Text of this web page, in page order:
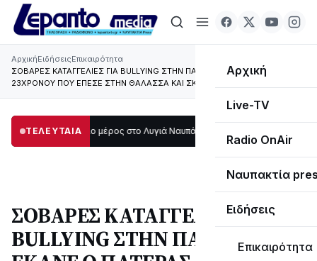
Αρχική
Live-TV
Radio OnAir
Ναυπακτία
Ειδήσεις
Επικαιρότητα
ΑρχικήΕιδήσειςΕπικαιρότητα
ΣΟΒΑΡΕΣ ΚΑΤΑΓΓΕΛΙΕΣ ΓΙΑ BULLYING ΣΤΗΝ ΠΑΤΡΑ ΕΚΑΝΕ Ο ΠΑΤΕΡΑΣ ΤΟΥ
23ΧΡΟΝΟΥ ΠΟΥ ΕΠΕΣΕ ΣΤΗΝ ΘΑΛΑΣΣΑ ΚΑΙ ΣΚΟΤΩΘΗΚΕ
ΤΕΛΕΥΤΑΙΑ
μεγάλο μέρος στο Λυγιά Ναυπάκτου12:08
ΣΟΒΑΡΕΣ ΚΑΤΑΓΓΕΛΙΕΣ ΓΙΑ
BULLYING ΣΤΗΝ ΠΑΤΡΑ